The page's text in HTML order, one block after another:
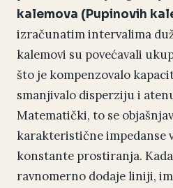
kalemova (Pupinovih
izračunatim intervalima
kalemovi su povećavali
što je kompenzovalo
smanjivalo disperziju i
Matematički, to se
karakteristične impedanse
konstante prostiranja.
ravnomerno dodaje liniji,